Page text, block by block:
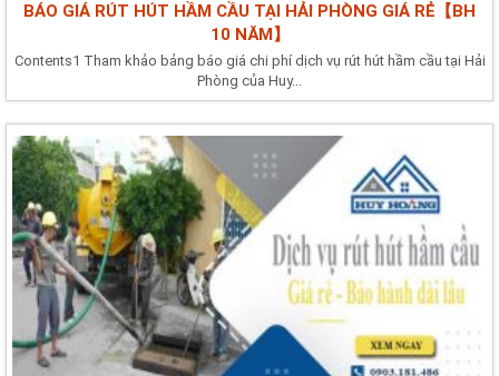
BÁO GIÁ RÚT HÚT HẦM CẦU TẠI HẢI PHÒNG GIÁ RẺ【BH
10 NĂM】
Contents1 Tham khảo bảng báo giá chi phí dịch vụ rút hút hầm cầu tại Hải
Phòng của Huy...